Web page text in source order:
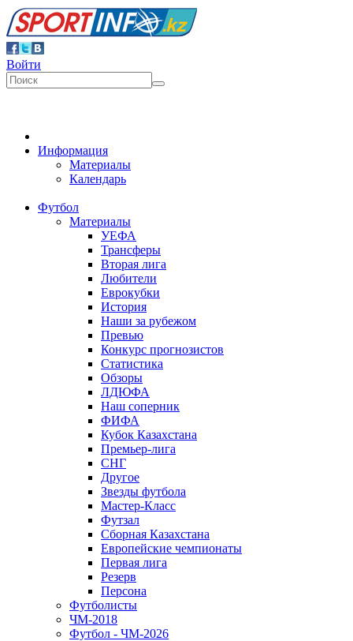
Войти
Информация
Материалы
Календарь
Футбол
Материалы
УЕФА
Трансферы
Вторая лига
Любители
Еврокубки
История
Наши за рубежом
Превью
Конкурс прогнозистов
Статистика
Обзоры
ЛДЮФА
Наш соперник
ФИФА
Кубок Казахстана
Премьер-лига
СНГ
Другое
Звезды футбола
Мастер-Класс
Футзал
Сборная Казахстана
Европейские чемпионаты
Первая лига
Резерв
Персона
Футболисты
ЧМ-2018
Футбол - ЧМ-2026